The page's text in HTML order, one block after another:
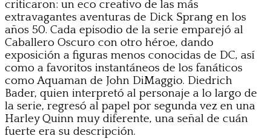
criticaron: un eco creativo de las más
extravagantes aventuras de Dick Sprang en los
años 50. Cada episodio de la serie emparejó al
Caballero Oscuro con otro héroe, dando
exposición a figuras menos conocidas de DC, así
como a favoritos instantáneos de los fanáticos
como Aquaman de John DiMaggio. Diedrich
Bader, quien interpretó al personaje a lo largo de
la serie, regresó al papel por segunda vez en una
Harley Quinn muy diferente, una señal de cuán
fuerte era su descripción.